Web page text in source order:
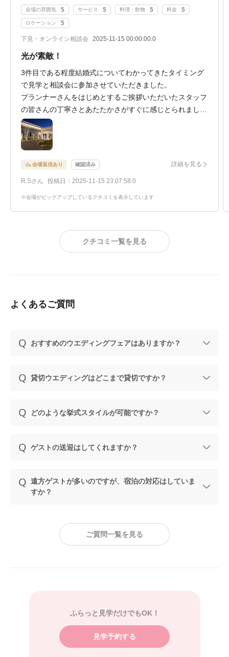
会場の雰囲気 5 サービス 5 料理・飲物 5 料金 5
ロケーション 5
下見・オンライン相談会 2025-11-15 00:00:00.0
光が素敵！
3件目である程度結婚式についてわかってきたタイミング
で見学と相談会に参加させていただきました。
プランナーさんをはじめとするご挨拶いただいたスタッフ
の皆さんの丁寧さとあたたかさがすぐに感じとられまし
た。
印象的だったのが光の演出で挙式会場をはじめとしたすべ
ての会場がとても綺麗で素敵だなと感じました。
高級感があってその中にもあたたかさのあるとても素敵な
会場に出会えたなと感じております。
このような場所で式を挙げられたらとても良いと思わせて
いただけるフェアとなりました。
いかなと思う素敵なフェアになりました。
会場返信あり 確認済み 詳細を見る
R.Sさん 投稿日：2025-11-15 23:07:58.0
※会場がピックアップしているクチコミを表示しています
クチコミ一覧を見る
よくあるご質問
おすすめのウエディングフェアはありますか？
貸切ウエディングはどこまで貸切ですか？
どのような挙式スタイルが可能ですか？
ゲストの送迎はしてくれますか？
遠方ゲストが多いのですが、宿泊の対応はしていま
すか？
ご質問一覧を見る
ふらっと見学だけでもOK！
見学予約する